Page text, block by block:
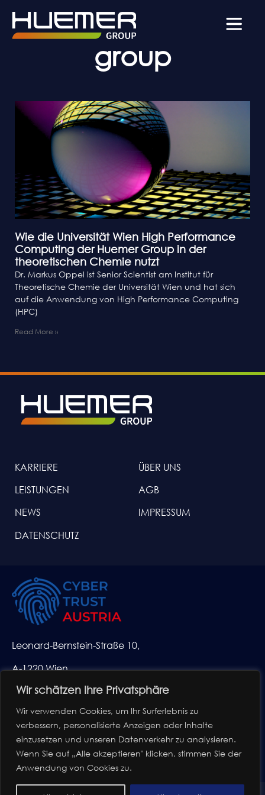
Wir schätzen Ihre Privatsphäre
Wir verwenden Cookies, um Ihr Surferlebnis zu
verbessern, personalisierte Anzeigen oder Inhalte
einzusetzen und unseren Datenverkehr zu analysieren.
Wenn Sie auf „Alle akzeptieren" klicken, stimmen Sie der
Anwendung von Cookies zu.
Tag: huemer-
group
Wie die Universität Wien High Performance
Computing der Huemer Group in der
theoretischen Chemie nutzt
Dr. Markus Oppel ist Senior Scientist am Institut für
Theoretische Chemie der Universität Wien und hat sich
auf die Anwendung von High Performance Computing
(HPC)
Read More »
KARRIERE
LEISTUNGEN
NEWS
DATENSCHUTZ
ÜBER UNS
AGB
IMPRESSUM
+43 1 26 33 770
Leonard-Bernstein-Straße 10,
A-1220 Wien